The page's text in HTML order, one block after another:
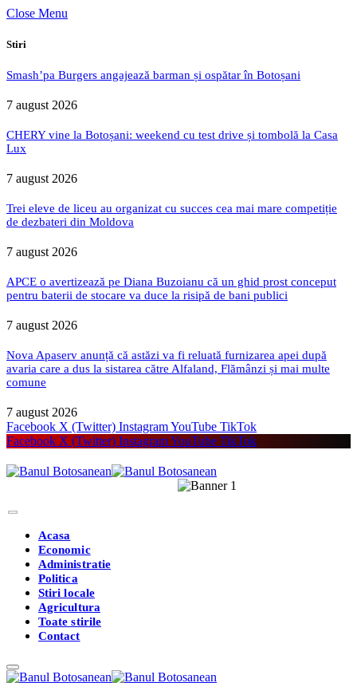
Close Menu
Stiri
Smash’pa Burgers angajează barman și ospătar în Botoșani
7 august 2026
CHERY vine la Botoșani: weekend cu test drive și tombolă la Casa
Lux
7 august 2026
Trei eleve de liceu au organizat cu succes cea mai mare competiție
de dezbateri din Moldova
7 august 2026
APCE o avertizează pe Diana Buzoianu că un ghid prost conceput
pentru baterii de stocare va duce la risipă de bani publici
7 august 2026
Nova Apaserv anunță că astăzi va fi reluată furnizarea apei după
avaria care a dus la sistarea către Alfaland, Flămânzi și mai multe
comune
7 august 2026
Facebook X (Twitter) InstagramYouTube TikTok
Facebook X (Twitter) InstagramYouTube TikTok
Acasa
Economic
Administratie
Politica
Stiri locale
Agricultura
Toate stirile
Contact